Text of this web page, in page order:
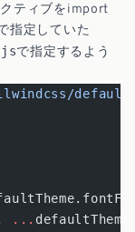
ティブをimport
指定していた
で指定するよう
...